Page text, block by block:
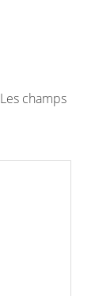
Les champs